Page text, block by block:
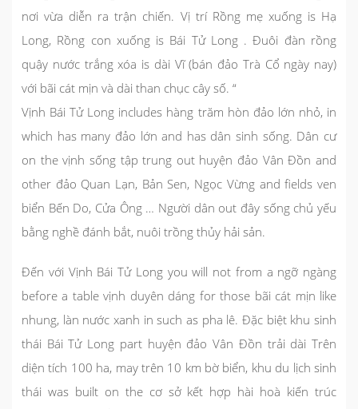
nơi vừa diễn ra trận chiến. Vị trí Rồng mẹ xuống is Hạ
Long, Rồng con xuống is Bái Tử Long . Đuôi đàn rồng
quậy nước trắng xóa is dài Vĩ (bán đảo Trà Cổ ngày nay)
với bãi cát mịn và dài than chục cây số. “
Vịnh Bái Tử Long includes hàng trăm hòn đảo lớn nhỏ, in
which has many đảo lớn and has dân sinh sống. Dân cư
on the vịnh sống tập trung out huyện đảo Vân Đồn and
other đảo Quan Lạn, Bản Sen, Ngọc Vừng and fields ven
biển Bến Do, Cửa Ông … Người dân out đây sống chủ yếu
bằng nghề đánh bắt, nuôi trồng thủy hải sản.
Đến với Vịnh Bái Tử Longyou will not from a ngỡ ngàng
before a table vịnh duyên dáng for those bãi cát mịn like
nhung, làn nước xanh in such as pha lê. Đặc biệt khu sinh
thái Bái Tử Long part huyện đảo Vân Đồn trải dài Trên
diện tích 100 ha, may trên 10 km bờ biển, khu du lịch sinh
thái was built on the cơ sở kết hợp hài hoà kiến trúc